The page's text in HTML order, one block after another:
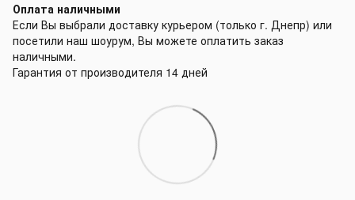
Оплата наличными
Если Вы выбрали доставку курьером (только г. Днепр) или
посетили наш шоурум, Вы можете оплатить заказ
наличными.
Гарантия от производителя 14 дней